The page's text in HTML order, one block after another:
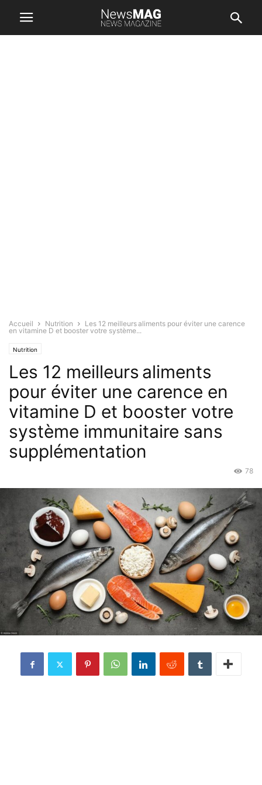
Accueil Nutrition
Les 12 meilleurs aliments pour éviter une carence
en vitamine D et booster votre système...
Nutrition
Les 12 meilleurs aliments
pour éviter une carence en
vitamine D et booster votre
système immunitaire sans
supplémentation
78